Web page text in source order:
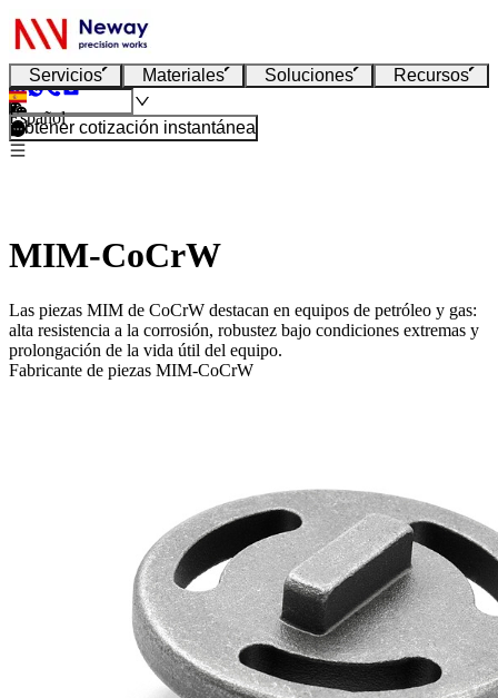
Servicios Materiales Soluciones Recursos
Español
Obtener cotización instantánea
MIM-CoCrW
Las piezas MIM de CoCrW destacan en equipos de petróleo y gas:
alta resistencia a la corrosión, robustez bajo condiciones extremas y
prolongación de la vida útil del equipo.
Fabricante de piezas MIM-CoCrW